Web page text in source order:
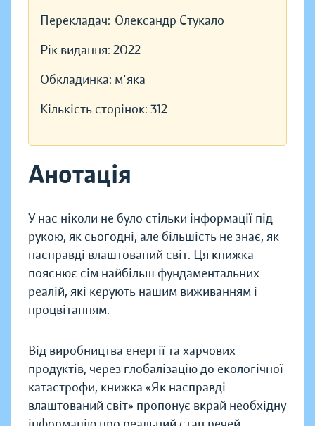
Перекладач: Олександр Стукало
Рік видання: 2022
Обкладинка: м'яка
Кількість сторінок: 312
Анотація
У нас ніколи не було стільки інформації під
рукою, як сьогодні, але більшість не знає, як
насправді влаштований світ. Ця книжка
пояснює сім найбільш фундаментальних
реалій, які керують нашим виживанням і
процвітанням.
Від виробництва енергії та харчових
продуктів, через глобалізацію до екологічної
катастрофи, книжка «Як насправді
влаштований світ» пропонує вкрай необхідну